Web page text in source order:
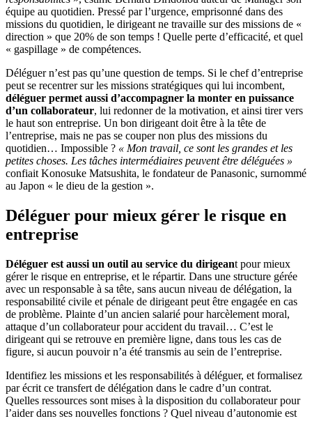
équipe au quotidien. Pressé par l’urgence, emprisonné dans des
missions du quotidien, le dirigeant ne travaille sur des missions de «
direction » que 20% de son temps ! Quelle perte d’efficacité, et quel
« gaspillage » de compétences.
Déléguer n’est pas qu’une question de temps. Si le chef d’entreprise
peut se recentrer sur les missions stratégiques qui lui incombent,
déléguer permet aussi d’accompagner la monter en puissance
d’un collaborateur, lui redonner de la motivation, et ainsi tirer vers
le haut son entreprise. Un bon dirigeant doit être à la tête de
l’entreprise, mais ne pas se couper non plus des missions du
quotidien… Impossible ? « Mon travail, ce sont les grandes et les
petites choses. Les tâches intermédiaires peuvent être déléguées »
confiait Konosuke Matsushita, le fondateur de Panasonic, surnommé
au Japon « le dieu de la gestion ».
Déléguer pour mieux gérer le risque en
entreprise
Déléguer est aussi un outil au service du dirigeant pour mieux
gérer le risque en entreprise, et le répartir. Dans une structure gérée
avec un responsable à sa tête, sans aucun niveau de délégation, la
responsabilité civile et pénale de dirigeant peut être engagée en cas
de problème. Plainte d’un ancien salarié pour harcèlement moral,
attaque d’un collaborateur pour accident du travail… C’est le
dirigeant qui se retrouve en première ligne, dans tous les cas de
figure, si aucun pouvoir n’a été transmis au sein de l’entreprise.
Identifiez les missions et les responsabilités à déléguer, et formalisez
par écrit ce transfert de délégation dans le cadre d’un contrat.
Quelles ressources sont mises à la disposition du collaborateur pour
l’aider dans ses nouvelles fonctions ? Quel niveau d’autonomie est